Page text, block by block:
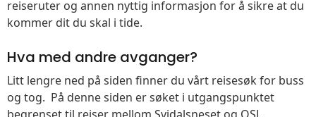
reiseruter og annen nyttig informasjon for å sikre at du
kommer dit du skal i tide.
Hva med andre avganger?
Litt lengre ned på siden finner du vårt reisesøk for buss
og tog. På denne siden er søket i utgangspunktet
begrenset til reiser mellom Svidalsneset og OSL